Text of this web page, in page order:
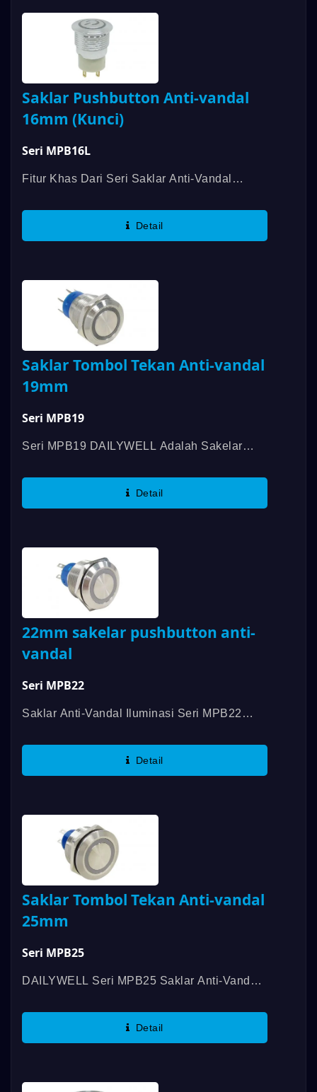
Saklar Pushbutton Anti-vandal
16mm (Kunci)
Seri MPB16L
Fitur Khas Dari Seri Saklar Anti-Vandal
Datar. LED, Terminal LED Yang Dapat
Detail
Saklar Tombol Tekan Anti-vandal
19mm
Seri MPB19
Seri MPB19 DAILYWELL Adalah Sakelar
Sertifikasi UL, Dengan Rating 3A/250VAC;
Detail
22mm sakelar pushbutton anti-
vandal
Seri MPB22
Saklar Anti-Vandal Iluminasi Seri MPB22
Rating 3A/250VAC; 3A/28VDC. Saklar Ini
Detail
Saklar Tombol Tekan Anti-vandal
25mm
Seri MPB25
DAILYWELL Seri MPB25 Saklar Anti-Vandal
Menawarkan Rating 3A/250VAC; 3A/28VDC.
Detail